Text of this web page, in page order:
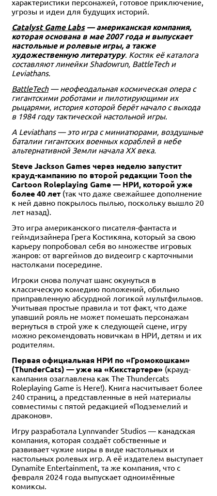
Свободный Сиэтл
Уведомить о наличии
мир. Будущего нет"
Купить
Арсенал бегущего. Колода
оружия
Купить
Мобильный гримуар. Колода
заклинаний
Купить
Ширма ведущего
Купить
Миссия 09.01 "С самого дна"
Купить
Миссия 09.02 "Что упало, то
пропало"
Купить
Миссия 09.03 "На победах не
учатся"
Купить
Миссия 09.04 "Нео-токийский
дрифт"
Купить
Миссия 09.05 "Кровожадные
тени"
Купить
Миссия 09.06 "Семь вдохов"
Купить
характеристики персонажей, готовое приключение,
угрозы и идеи для будущих историй.
Catalyst Game Labs— американская компания,
которая основана в мае 2007 года и выпускает
настольные и ролевые игры, а также
художественную литературу. Костяк её каталога
составляют линейки Shadowrun, BattleTech и
Leviathans.
BattleTech— неофеодальная космическая опера с
гигантскими роботами и пилотирующими их
рыцарями, история которой берёт начало с выхода
в 1984 году тактической настольной игры.
А Leviathans — это игра с миниатюрами, воздушные
баталии гигантских военных кораблей в небе
альтернативной Земли начала XX века.
Steve Jackson Games через неделю запустит
крауд-кампанию по второй редакции Toon the
Cartoon Roleplaying Game — НРИ, которой уже
более 40 лет (так что даже свежайшее дополнение
к ней давно покрылось пылью, поскольку вышло 20
лет назад).
Это игра американского писателя-фантаста и
геймдизайнера Грега Костикяна, который за свою
карьеру попробовал себя во множестве игровых
жанров: от варгеймов до видеоигр с карточными
настолками посередине.
Игроки снова получат шанс окунуться в
классическую комедию положений, обильно
приправленную абсурдной логикой мультфильмов.
Учитывая простые правила и тот факт, что даже
упавший рояль не может помешать персонажам
вернуться в строй уже к следующей сцене, игру
можно рекомендовать новичкам в НРИ, детям и их
родителям.
Первая официальная НРИ по «Громокошкам»
(ThunderCats) — уже на «Кикстартере» (крауд-
кампания озаглавлена как The Thundercats
Roleplaying Game is Here!). Книга насчитывает более
240 страниц, а представленные в ней материалы
совместимы с пятой редакцией «Подземелий и
драконов».
Игру разработала Lynnvander Studios — канадская
компания, которая создаёт собственные и
развивает чужие миры в виде настольных и
настольных ролевых игр. А её издателем выступает
Dynamite Entertainment, та же компания, что с
февраля 2024 года выпускает одноимённые
комиксы.